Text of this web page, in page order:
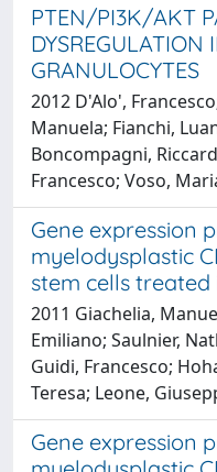
PTEN/PI3K/AKT
DYSREGULATION
GRANULOCYTES
2012 D'Alo',
Manuela; Fianchi,
Boncompagni,
Francesco; Voso,
Gene expression
myelodysplastic
stem cells
2011 Giachelia,
Emiliano; Saulnier,
Guidi, Francesco;
Teresa; Leone,
Gene expression